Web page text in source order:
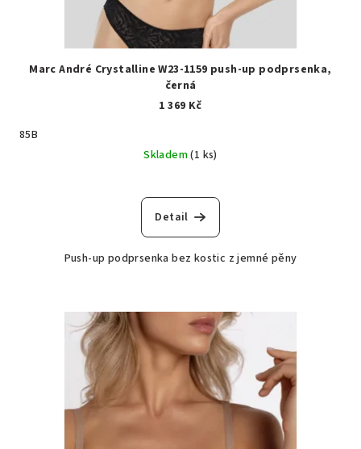
Marc André Crystalline W23-1159 push-up podprsenka,
černá
1 369 Kč
85B
Skladem(1 ks)
Detail
Push-up podprsenka bez kostic z jemné pěny